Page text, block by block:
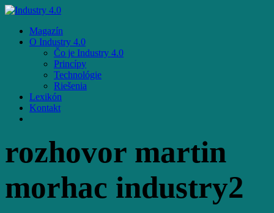
Skip
main
content
Menu
Magazín
O Industry 4.0
Čo je Industry 4.0
Princípy
Technológie
Riešenia
Lexikón
Kontakt
rozhovor martin
morhac industry2